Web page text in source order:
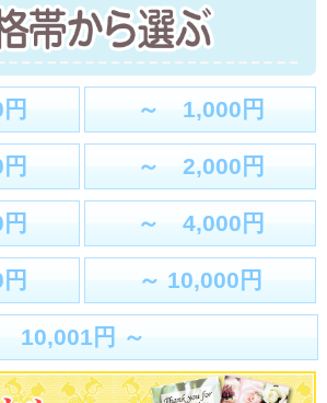
～ 1,000円
～ 2,000円
～ 4,000円
～ 10,000円
円 ～